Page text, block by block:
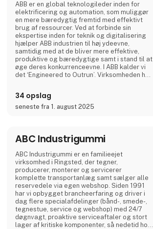
ABB er en global teknologileder inden for
elektrificering og automation, som muliggør
en mere bæredygtig fremtid med effektivt
brug af ressourcer. Ved at forbinde sin
ekspertise inden for teknik og digitalisering
hjælper ABB industrien til høj ydeevne,
samtidig med at de bliver mere effektive,
produktive og bæredygtige samt i stand til at
øge deres konkurrenceevne. I ABB kalder vi
det ‘Engineered to Outrun’. Virksomheden har
noteret på SIX Swiss Exchange (ABBN) og
Nasdaq Stockholm (ABB). www.abb.com
34 opslag
seneste fra 1. august 2025
ABC Industrigummi
ABC Industrigummi er en familieejet
virksomhed i Ringsted, der tegner,
producerer, monterer og servicerer
komplette transportanlæg samt sælger alle
reservedele via egen webshop. Siden 1991
har vi opbygget brancheerfaring og driver i
dag flere specialafdelinger (bånd-, smede-,
tegnestue, service og webshop) med 24/7
døgnvagt, proaktive serviceaftaler og stort
lager af kritiske komponenter, så nedetid hos